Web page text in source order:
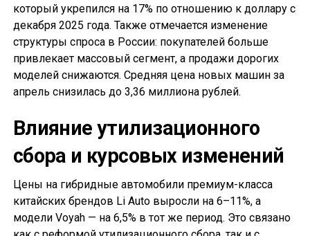
который укрепился на 17% по отношению к доллару с
декабря 2025 года. Также отмечается изменение
структуры спроса в России: покупателей больше
привлекает массовый сегмент, а продажи дорогих
моделей снижаются. Средняя цена новых машин за
апрель снизилась до 3,36 миллиона рублей.
Влияние утилизационного
сбора и курсовых изменений
Цены на гибридные автомобили премиум-класса
китайских брендов Li Auto выросли на 6–11%, а
модели Voyah — на 6,5% в тот же период. Это связано